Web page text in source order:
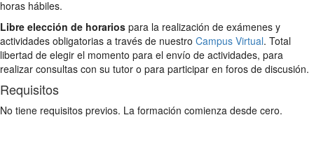
horas hábiles.
Libre elección de horarios para la realización de exámenes y
actividades obligatorias a través de nuestro Campus Virtual. Total
libertad de elegir el momento para el envío de actividades, para
realizar consultas con su tutor o para participar en foros de discusión.
Requisitos
No tiene requisitos previos. La formación comienza desde cero.